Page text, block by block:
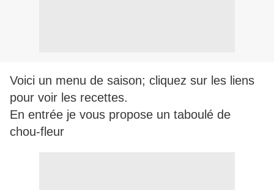
Voici un menu de saison; cliquez sur les liens
pour voir les recettes.
En entrée je vous propose un taboulé de
chou-fleur